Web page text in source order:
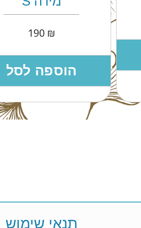
₪
49
בחר אפשרויות
תנאי שימוש